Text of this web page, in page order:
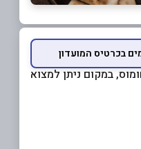
במקום ניתן למצוא